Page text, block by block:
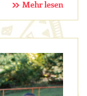
Mehr lesen